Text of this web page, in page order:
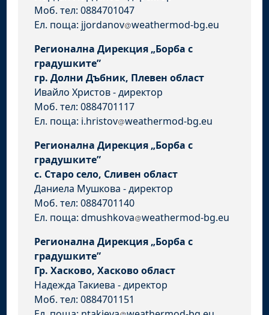
Моб. тел: 0884701047
Ел. поща: jjordanov weathermod-bg.eu
Регионална Дирекция „Борба с
градушките”
гр. Долни Дъбник, Плевен област
Ивайло Христов - директор
Моб. тел: 0884701117
Ел. поща: i.hristov weathermod-bg.eu
Регионална Дирекция „Борба с
градушките”
с. Старо село, Сливен област
Даниела Мушкова - директор
Моб. тел: 0884701140
Ел. поща: dmushkova weathermod-bg.eu
Регионална Дирекция „Борба с
градушките”
Гр. Хасково, Хасково област
Надежда Такиева - директор
Моб. тел: 0884701151